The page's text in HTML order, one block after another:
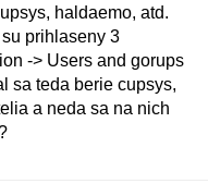
haldaemo, atd.
prihlaseny 3
-> Users and gorups
sa teda berie cupsys,
a neda sa na nich